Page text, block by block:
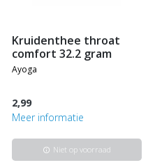
kruidenthee throat
comfort 32.2 gram
ayoga
2,99
Meer informatie
info Niet op voorraad